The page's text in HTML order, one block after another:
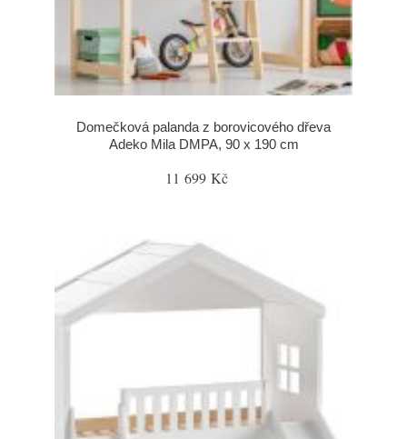
Domečková palanda z borovicového dřeva
Adeko Mila DMPA, 90 x 190 cm
11 699 Kč